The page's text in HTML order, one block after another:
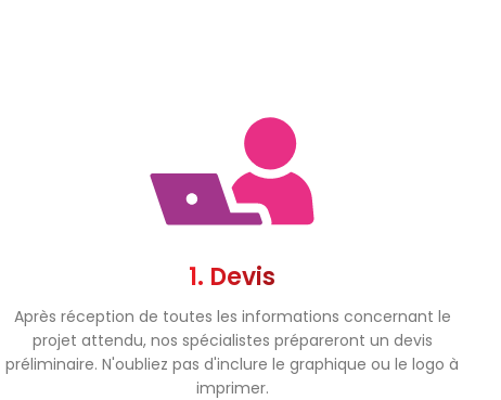
1. Devis
Après réception de toutes les informations concernant le
projet attendu, nos spécialistes prépareront un devis
préliminaire. N'oubliez pas d'inclure le graphique ou le logo à
imprimer.